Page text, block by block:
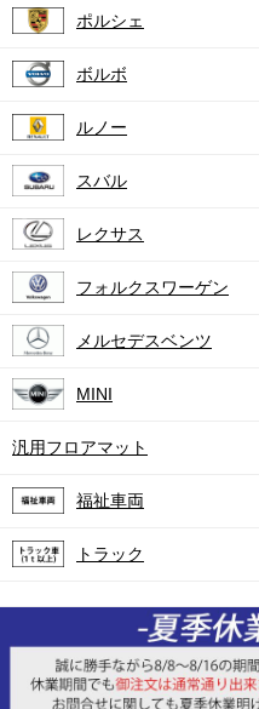
ポルシェ
ボルボ
ルノー
スバル
レクサス
フォルクスワーゲン
メルセデスベンツ
MINI
汎用フロアマット
福祉車両
トラック